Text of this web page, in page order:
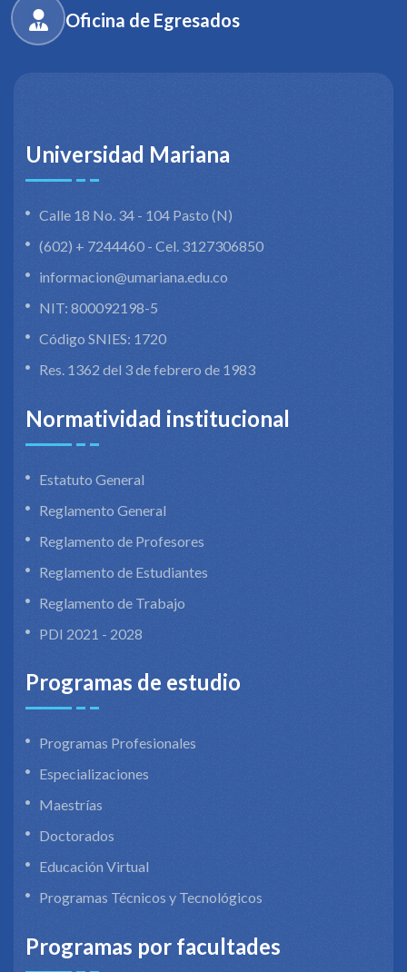
Oficina de Egresados
Universidad Mariana
Calle 18 No. 34 - 104 Pasto (N)
(602) + 7244460 - Cel. 3127306850
informacion@umariana.edu.co
NIT: 800092198-5
Código SNIES: 1720
Res. 1362 del 3 de febrero de 1983
Normatividad institucional
Estatuto General
Reglamento General
Reglamento de Profesores
Reglamento de Estudiantes
Reglamento de Trabajo
PDI 2021 - 2028
Programas de estudio
Programas Profesionales
Especializaciones
Maestrías
Doctorados
Educación Virtual
Programas Técnicos y Tecnológicos
Programas por facultades